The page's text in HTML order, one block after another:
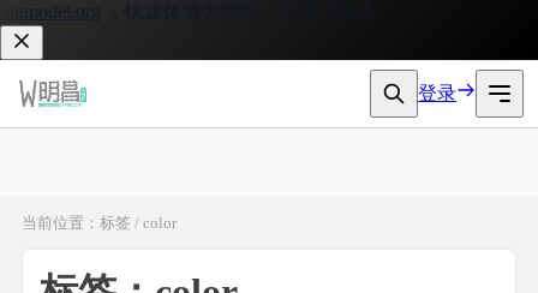
登录
当前位置：标签 / color